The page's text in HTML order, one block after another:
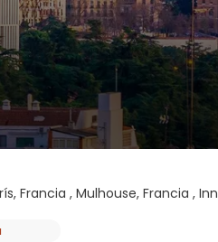
Francia , Mulhouse, Francia ,